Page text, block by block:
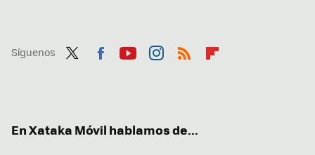
Síguenos
En Xataka Móvil hablamos de...